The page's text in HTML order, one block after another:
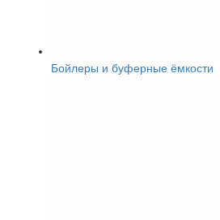
Бойлеры и буферные ёмкости